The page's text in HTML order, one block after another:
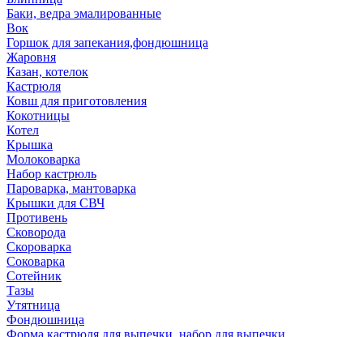
Баки, ведра эмалированные
Вок
Горшок для запекания,фондюшница
Жаровня
Казан, котелок
Кастрюля
Ковш для приготовления
Кокотницы
Котел
Крышка
Молоковарка
Набор кастрюль
Пароварка, мантоварка
Крышки для СВЧ
Противень
Сковорода
Скороварка
Соковарка
Сотейник
Тазы
Утятница
Фондюшница
Форма,кастрюля для выпечки, набор для выпечки